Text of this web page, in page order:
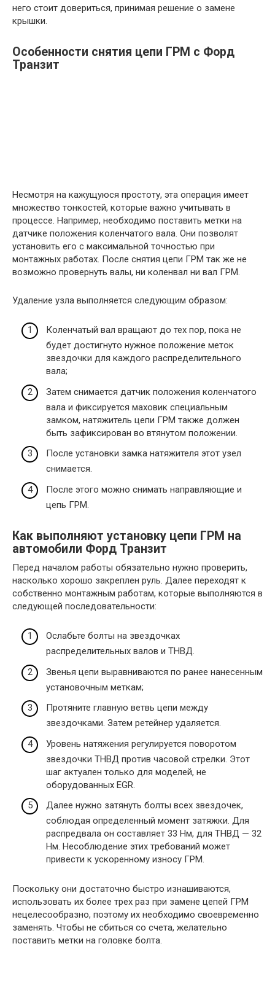
него стоит довериться, принимая решение о замене
крышки.
Особенности снятия цепи ГРМ с Форд
Транзит
Несмотря на кажущуюся простоту, эта операция имеет
множество тонкостей, которые важно учитывать в
процессе. Например, необходимо поставить метки на
датчике положения коленчатого вала. Они позволят
установить его с максимальной точностью при
монтажных работах. После снятия цепи ГРМ так же не
возможно провернуть валы, ни коленвал ни вал ГРМ.
Удаление узла выполняется следующим образом:
Коленчатый вал вращают до тех пор, пока не
будет достигнуто нужное положение меток
звездочки для каждого распределительного
вала;
Затем снимается датчик положения коленчатого
вала и фиксируется маховик специальным
замком, натяжитель цепи ГРМ также должен
быть зафиксирован во втянутом положении.
После установки замка натяжителя этот узел
снимается.
После этого можно снимать направляющие и
цепь ГРМ.
Как выполняют установку цепи ГРМ на
автомобили Форд Транзит
Перед началом работы обязательно нужно проверить,
насколько хорошо закреплен руль. Далее переходят к
собственно монтажным работам, которые выполняются в
следующей последовательности:
Ослабьте болты на звездочках
распределительных валов и ТНВД.
Звенья цепи выравниваются по ранее нанесенным
установочным меткам;
Протяните главную ветвь цепи между
звездочками. Затем ретейнер удаляется.
Уровень натяжения регулируется поворотом
звездочки ТНВД против часовой стрелки. Этот
шаг актуален только для моделей, не
оборудованных EGR.
Далее нужно затянуть болты всех звездочек,
соблюдая определенный момент затяжки. Для
распредвала он составляет 33 Нм, для ТНВД — 32
Нм. Несоблюдение этих требований может
привести к ускоренному износу ГРМ.
Поскольку они достаточно быстро изнашиваются,
использовать их более трех раз при замене цепей ГРМ
нецелесообразно, поэтому их необходимо своевременно
заменять. Чтобы не сбиться со счета, желательно
поставить метки на головке болта.